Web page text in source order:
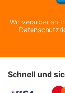
Wir verarbeiten
Schnell und